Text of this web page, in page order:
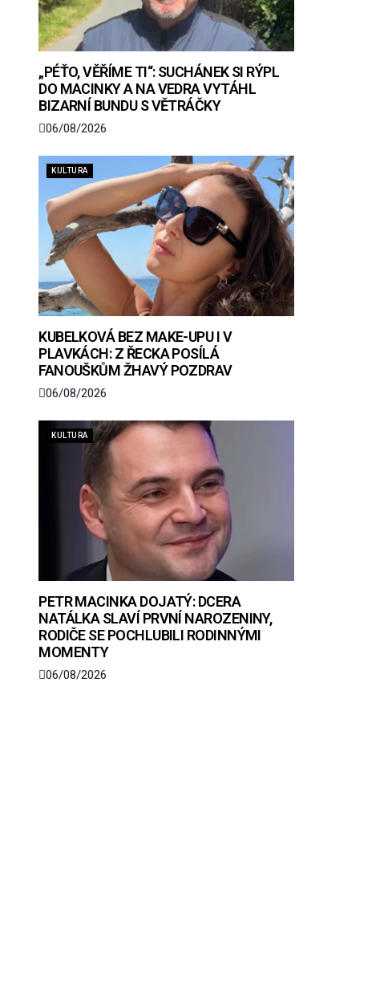
„PÉŤO, VĚŘÍME TI“: SUCHÁNEK SI RÝPL
DO MACINKY A NA VEDRA VYTÁHL
BIZARNÍ BUNDU S VĚTRÁČKY
06/08/2026
KULTURA
KUBELKOVÁ BEZ MAKE-UPU I V
PLAVKÁCH: Z ŘECKA POSÍLÁ
FANOUŠKŮM ŽHAVÝ POZDRAV
06/08/2026
KULTURA
PETR MACINKA DOJATÝ: DCERA
NATÁLKA SLAVÍ PRVNÍ NAROZENINY,
RODIČE SE POCHLUBILI RODINNÝMI
MOMENTY
06/08/2026